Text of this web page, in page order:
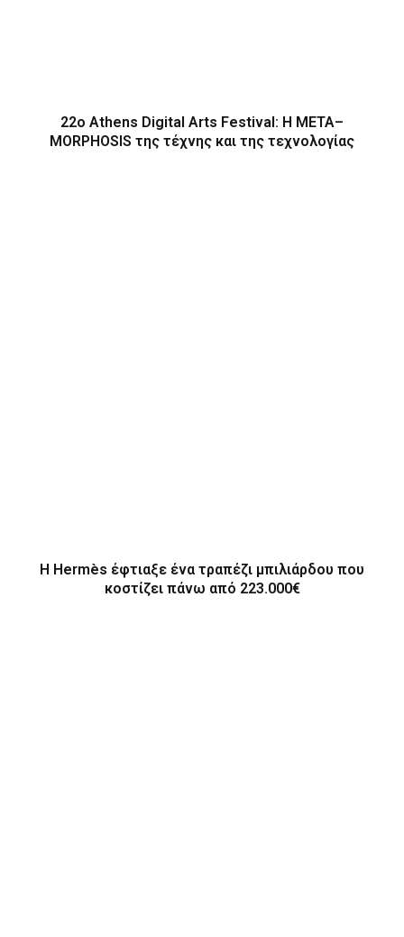
22ο Athens Digital Arts Festival: Η ΜΕΤΑ–
MORPHOSIS της τέχνης και της τεχνολογίας
Η Hermès έφτιαξε ένα τραπέζι μπιλιάρδου που
κοστίζει πάνω από 223.000€